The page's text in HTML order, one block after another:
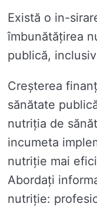
Există o in-
îmbunătățirea
publică,
Creșterea
sănătate
nutriția de
incumeta
nutriție mai
Abordați
nutriție: